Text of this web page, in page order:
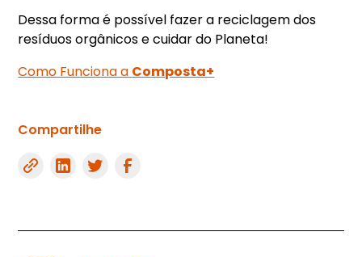
Dessa forma é possível fazer a reciclagem dos
resíduos orgânicos e cuidar do Planeta!
Como Funciona a Composta+
Compartilhe